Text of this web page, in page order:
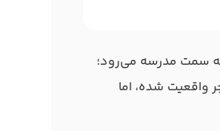
به سمت مدرسه می‌رود؛
واقعیت شده، اما